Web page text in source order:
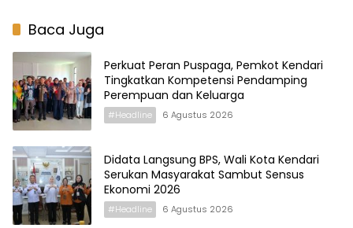
Baca Juga
Perkuat Peran Puspaga, Pemkot Kendari
Tingkatkan Kompetensi Pendamping
Perempuan dan Keluarga
#Headline 6 Agustus 2026
Didata Langsung BPS, Wali Kota Kendari
Serukan Masyarakat Sambut Sensus
Ekonomi 2026
#Headline 6 Agustus 2026